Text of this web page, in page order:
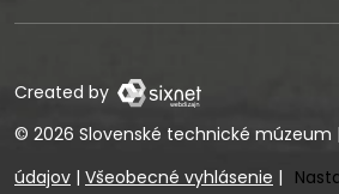
Created by
© 2026 Slovenské technické múzeum |
údajov | Všeobecné vyhlásenie |